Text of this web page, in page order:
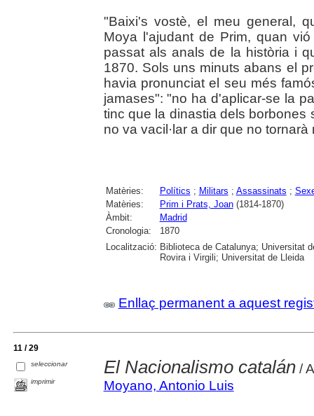
"Baixi's vostè, el meu general,
Moya l'ajudant de Prim, quan
passat als anals de la història i
1870. Sols uns minuts abans el
havia pronunciat el seu més
jamases": "no ha d'aplicar-se la
tinc que la dinastia dels
no va vacil·lar a dir que no tornarà
Matèries: Polítics ; Militars ; Assassinats ;
Matèries:
Prim i Prats, Joan(1814-1870)
Àmbit:
Madrid
Cronologia:
1870
Localització: Biblioteca de Catalunya; Universitat
Rovira i Virgili; Universitat de Lleida
Enllaç permanent a aquest
11 / 29
seleccionar
imprimir
El Nacionalismo catalán/
Moyano, Antonio Luis